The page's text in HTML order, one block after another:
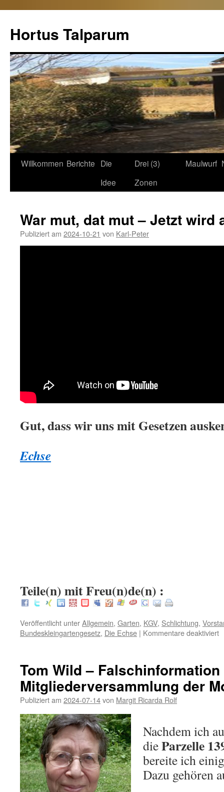
Hortus Talparum
Zum
Willkommen Berichte Die
Idee
Drei (3)
Zonen
Maulwurf
War mut, dat mut – Jetzt wird
Publiziert am 2024-10-21 von Karl-Peter
Gut, dass wir uns mit Gesetzen
Echse
Teile(n) mit Freu(n)de(n) :
Veröffentlicht unterAllgemein, Garten, KGV, Schlichtung,
Bundeskleingartengesetz, Die Echse | Kommentare deaktiviert
–
Tom Wild –
Mitgliederversammlung der
Publiziert am 2024-07-14von Margit Ricarda Rolf
Nachdem ich
dieParzelle
bereite ich
Dazu gehören